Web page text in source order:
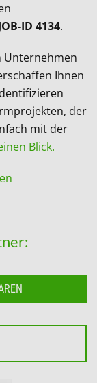
ID 4134.
Unternehmen
Ihnen
der
mit der
Blick.